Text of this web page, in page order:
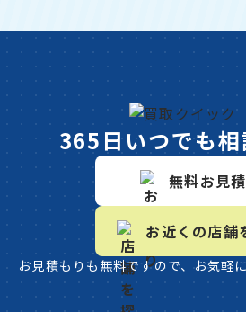
365日いつでも
無料お見
お近くの店舗
お見積もりも無料ですので、お気軽